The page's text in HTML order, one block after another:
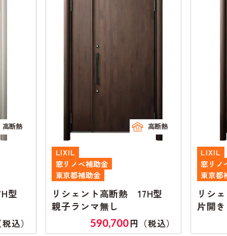
断熱
型
込）
高断熱
LIXIL
窓リノベ補助金
東京都補助金
リシェント高断熱 17H型
親子ランマ無し
590,700円（税込）
LIXIL
窓リノ
東京都
リシ
片開